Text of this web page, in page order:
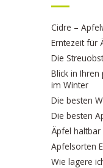
Cidre –
Erntezeit für
Die
Blick in
im Winter
Die besten
Die besten
Äpfel haltbar
Apfelsorten
Wie lagere